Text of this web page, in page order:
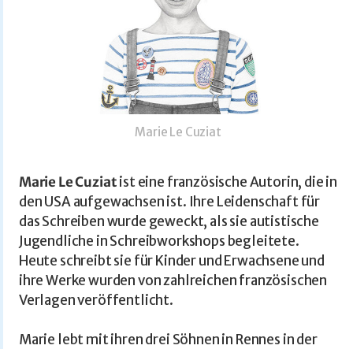
Marie Le Cuziat
Marie Le Cuziatist eine französische Autorin, die in
den USA aufgewachsen ist. Ihre Leidenschaft für
das Schreiben wurde geweckt, als sie autistische
Jugendliche in Schreibworkshops begleitete.
Heute schreibt sie für Kinder und Erwachsene und
ihre Werke wurden von zahlreichen französischen
Verlagen veröffentlicht.
Marie lebt mit ihren drei Söhnen in Rennes in der